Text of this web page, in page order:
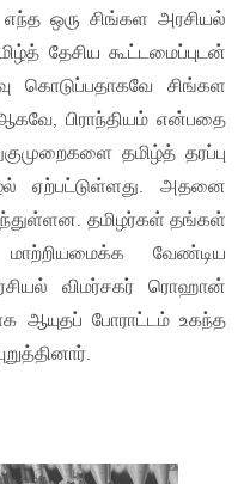
ஒரு சிங்கள அரசியல்
தேசிய கூட்டமைப்புடன்
கொடுப்பதாகவே சிங்கள
பிராந்தியம் என்பதை
தமிழ்த் தரப்பு
ஏற்பட்டுள்ளது. அதனை
தமிழர்கள் தங்கள்
வேண்டிய
விமர்சகர் ரொஹான்
ஆயுதப் போராட்டம் உகந்த